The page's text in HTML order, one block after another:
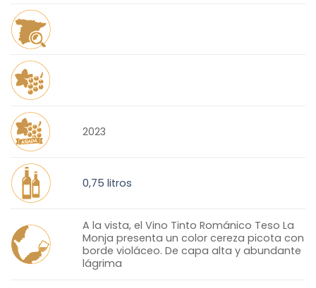
2023
0,75 litros
A la vista, el Vino Tinto Románico Teso La
Monja presenta un color cereza picota con
borde violáceo. De capa alta y abundante
lágrima